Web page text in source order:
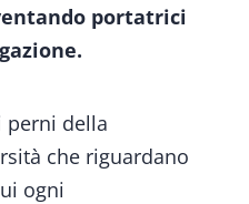
portatrici
perni della
che riguardano
ogni